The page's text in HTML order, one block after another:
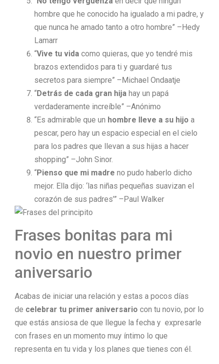
hombre que he conocido ha igualado a mi padre, y
que nunca he amado tanto a otro hombre” –Hedy
Lamarr
“Vive tu vida como quieras, que yo tendré mis
brazos extendidos para ti y guardaré tus
secretos para siempre” –Michael Ondaatje
“Detrás de cada gran hija hay un papá
verdaderamente increíble” –Anónimo
“Es admirable que un hombre lleve a su hijo a
pescar, pero hay un espacio especial en el cielo
para los padres que llevan a sus hijas a hacer
shopping” –John Sinor.
“Pienso que mi madre no pudo haberlo dicho
mejor. Ella dijo: ‘las niñas pequeñas suavizan el
corazón de sus padres’” –Paul Walker
Frases bonitas para mi
novio en nuestro primer
aniversario
Acabas de iniciar una relación y estas a pocos días
de celebrar tu primer aniversario con tu novio, por lo
que estás ansiosa de que llegue la fecha y expresarle
con frases en un momento muy íntimo lo que
representa en tu vida y los planes que tienes con él.